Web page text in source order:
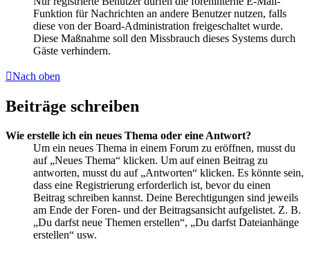
Funktion für Nachrichten an andere Benutzer nutzen, falls
diese von der Board-Administration freigeschaltet wurde.
Diese Maßnahme soll den Missbrauch dieses Systems durch
Gäste verhindern.
Nach oben
Beiträge schreiben
Wie erstelle ich ein neues Thema oder eine Antwort?
Um ein neues Thema in einem Forum zu eröffnen, musst du
auf „Neues Thema“ klicken. Um auf einen Beitrag zu
antworten, musst du auf „Antworten“ klicken. Es könnte sein,
dass eine Registrierung erforderlich ist, bevor du einen
Beitrag schreiben kannst. Deine Berechtigungen sind jeweils
am Ende der Foren- und der Beitragsansicht aufgelistet. Z. B.
„Du darfst neue Themen erstellen“, „Du darfst Dateianhänge
erstellen“ usw.